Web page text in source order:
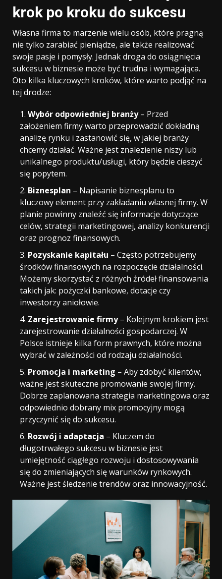
krok po kroku do sukcesu
Własna firma to marzenie wielu osób, które pragną
nie tylko zarabiać pieniądze, ale także realizować
swoje pasje i pomysły. Jednak droga do osiągnięcia
sukcesu w biznesie może być trudna i wymagająca.
Oto kilka kluczowych kroków, które warto podjąć na
tej drodze:
Wybór odpowiedniej branży– Przed
założeniem firmy warto przeprowadzić dokładną
analizę rynku i zastanowić się, w jakiej branży
chcemy działać. Ważne jest znalezienie niszy lub
unikalnego produktu/usługi, który będzie cieszyć
się popytem.
Biznesplan – Napisanie biznesplanu to
kluczowy element przy zakładaniu własnej firmy. W
planie powinny znaleźć się informacje dotyczące
celów, strategii marketingowej, analizy konkurencji
oraz prognoz finansowych.
Pozyskanie kapitału – Często potrzebujemy
środków finansowych na rozpoczęcie działalności.
Możemy skorzystać z różnych źródeł finansowania
takich jak: pożyczki bankowe, dotacje czy
inwestorzy aniołowie.
Zarejestrowanie firmy– Kolejnym krokiem jest
zarejestrowanie działalności gospodarczej. W
Polsce istnieje kilka form prawnych, które można
wybrać w zależności od rodzaju działalności.
Promocja i marketing – Aby zdobyć klientów,
ważne jest skuteczne promowanie swojej firmy.
Dobrze zaplanowana strategia marketingowa oraz
odpowiednio dobrany mix promocyjny mogą
przyczynić się do sukcesu.
Rozwój i adaptacja – Kluczem do
długotrwałego sukcesu w biznesie jest
umiejętność ciągłego rozwoju i dostosowywania
się do zmieniających się warunków rynkowych.
Ważne jest śledzenie trendów oraz innowacyjność.